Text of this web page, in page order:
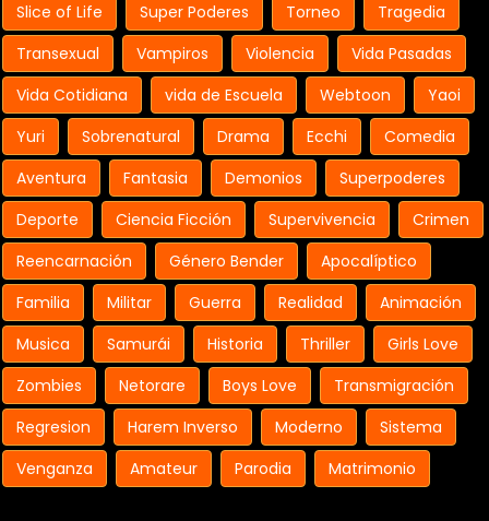
Slice of Life
Super Poderes Torneo
Tragedia
Transexual
Vampiros Violencia
Vida Pasadas
Vida Cotidiana
vida de Escuela Webtoon
Yaoi
Yuri
Sobrenatural Drama Ecchi
Comedia
Aventura
Fantasia Demonios
Superpoderes
Deporte
Ciencia Ficción Supervivencia
Crimen
Reencarnación
Género Bender
Apocalíptico
Familia
Militar Guerra Realidad
Animación
Musica
Samurái Historia Thriller
Girls Love
Zombies
Netorare Boys Love
Transmigración
Regresion
Harem Inverso Moderno
Sistema
Venganza
Amateur Parodia Matrimonio